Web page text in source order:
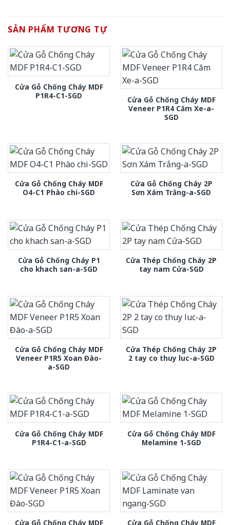
SẢN PHẨM TƯƠNG TỰ
Cửa Gỗ Chống Cháy MDF
P1R4-C1-SGD
Cửa Gỗ Chống Cháy MDF
Veneer P1R4 Căm Xe-a-
SGD
Cửa Gỗ Chống Cháy MDF
O4-C1 Phào chi-SGD
Cửa Gỗ Chống Cháy 2P
Sơn Xám Trắng-a-SGD
Cửa Gỗ Chống Cháy P1
cho khach san-a-SGD
Cửa Thép Chống Cháy 2P
tay nam Cửa-SGD
Cửa Gỗ Chống Cháy MDF
Veneer P1R5 Xoan Đào-
a-SGD
Cửa Thép Chống Cháy 2P
2 tay co thuy luc-a-SGD
Cửa Gỗ Chống Cháy MDF
P1R4-C1-a-SGD
Cửa Gỗ Chống Cháy MDF
Melamine 1-SGD
Cửa Gỗ Chống Cháy MDF Cửa Gỗ Chống Cháy MDF